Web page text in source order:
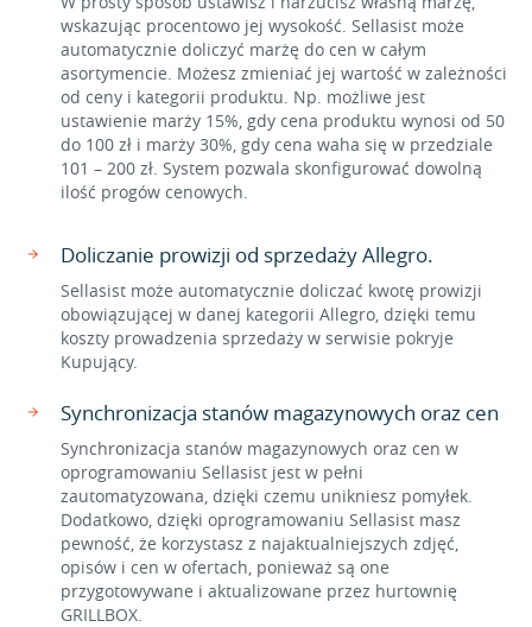
wskazując procentowo jej wysokość. Sellasist może
automatycznie doliczyć marżę do cen w całym
asortymencie. Możesz zmieniać jej wartość w zależności
od ceny i kategorii produktu. Np. możliwe jest
ustawienie marży 15%, gdy cena produktu wynosi od 50
do 100 zł i marży 30%, gdy cena waha się w przedziale
101 – 200 zł. System pozwala skonfigurować dowolną
ilość progów cenowych.
Doliczanie prowizji od sprzedaży Allegro.
Sellasist może automatycznie doliczać kwotę prowizji
obowiązującej w danej kategorii Allegro, dzięki temu
koszty prowadzenia sprzedaży w serwisie pokryje
Kupujący.
Synchronizacja stanów magazynowych oraz cen
Synchronizacja stanów magazynowych oraz cen w
oprogramowaniu Sellasist jest w pełni
zautomatyzowana, dzięki czemu unikniesz pomyłek.
Dodatkowo, dzięki oprogramowaniu Sellasist masz
pewność, że korzystasz z najaktualniejszych zdjęć,
opisów i cen w ofertach, ponieważ są one
przygotowywane i aktualizowane przez hurtownię
GRILLBOX.